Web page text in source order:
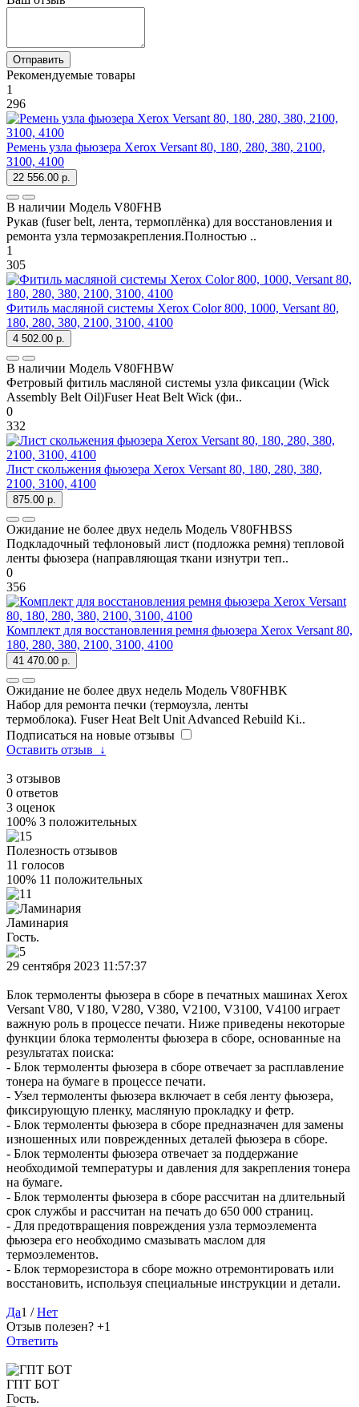
Отправить
Рекомендуемые товары
1
296
Ремень узла фьюзера Xerox Versant 80, 180, 280, 380, 2100,
3100, 4100
22 556.00 р.
В наличии Модель V80FHB
Рукав (fuser belt, лента, термоплёнка) для восстановления и
ремонта узла термозакрепления.Полностью ..
1
305
Фитиль масляной системы Xerox Color 800, 1000, Versant 80,
180, 280, 380, 2100, 3100, 4100
4 502.00 р.
В наличии Модель V80FHBW
Фетровый фитиль масляной системы узла фиксации (Wick
Assembly Belt Oil)Fuser Heat Belt Wick (фи..
0
332
Лист скольжения фьюзера Xerox Versant 80, 180, 280, 380,
2100, 3100, 4100
875.00 р.
Ожидание не более двух недель Модель V80FHBSS
Подкладочный тефлоновый лист (подложка ремня) тепловой
ленты фьюзера (направляющая ткани изнутри теп..
0
356
Комплект для восстановления ремня фьюзера Xerox Versant 80,
180, 280, 380, 2100, 3100, 4100
41 470.00 р.
Ожидание не более двух недель Модель V80FHBK
Набор для ремонта печки (термоузла, ленты
термоблока). Fuser Heat Belt Unit Advanced Rebuild Ki..
Подписаться на новые отзывы
Оставить отзыв
↓
3 отзывов
0 ответов
3 оценок
100% 3 положительных
Полезность отзывов
11 голосов
100% 11 положительных
Ламинария
Гость.
29 сентября 2023 11:57:37
Блок термоленты фьюзера в сборе в печатных машинах Xerox
Versant V80, V180, V280, V380, V2100, V3100, V4100 играет
важную роль в процессе печати. Ниже приведены некоторые
функции блока термоленты фьюзера в сборе, основанные на
результатах поиска:
- Блок термоленты фьюзера в сборе отвечает за расплавление
тонера на бумаге в процессе печати.
- Узел термоленты фьюзера включает в себя ленту фьюзера,
фиксирующую пленку, масляную прокладку и фетр.
- Блок термоленты фьюзера в сборе предназначен для замены
изношенных или поврежденных деталей фьюзера в сборе.
- Блок термоленты фьюзера отвечает за поддержание
необходимой температуры и давления для закрепления тонера
на бумаге.
- Блок термоленты фьюзера в сборе рассчитан на длительный
срок службы и рассчитан на печать до 650 000 страниц.
- Для предотвращения повреждения узла термоэлемента
фьюзера его необходимо смазывать маслом для
термоэлементов.
- Блок терморезистора в сборе можно отремонтировать или
восстановить, используя специальные инструкции и детали.
Да1 /Нет
Отзыв полезен? +1
Ответить
ГПТ БОТ
Гость.